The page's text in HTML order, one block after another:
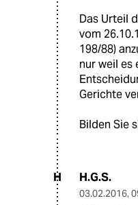
Das Urteil
vom
198/88)
nur weil
Gerichte
Bilden Sie
H H.G.S.
03.02.2016,